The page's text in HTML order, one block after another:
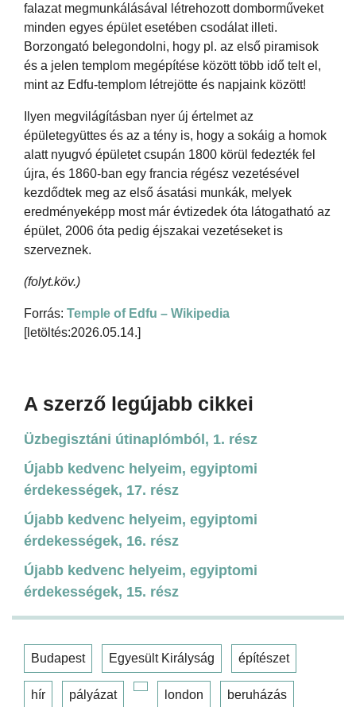
falazat megmunkálásával létrehozott domborműveket
minden egyes épület esetében csodálat illeti.
Borzongató belegondolni, hogy pl. az első piramisok
és a jelen templom megépítése között több idő telt el,
mint az Edfu-templom létrejötte és napjaink között!
Ilyen megvilágításban nyer új értelmet az
épületegyüttes és az a tény is, hogy a sokáig a homok
alatt nyugvó épületet csupán 1800 körül fedezték fel
újra, és 1860-ban egy francia régész vezetésével
kezdődtek meg az első ásatási munkák, melyek
eredményeképp most már évtizedek óta látogatható az
épület, 2006 óta pedig éjszakai vezetéseket is
szerveznek.
(folyt.köv.)
Forrás: Temple of Edfu – Wikipedia
[letöltés:2026.05.14.]
A szerző legújabb cikkei
Üzbegisztáni útinaplómból, 1. rész
Újabb kedvenc helyeim, egyiptomi
érdekességek, 17. rész
Újabb kedvenc helyeim, egyiptomi
érdekességek, 16. rész
Újabb kedvenc helyeim, egyiptomi
érdekességek, 15. rész
Budapest Egyesült Királyság építészet
hír pályázat london beruházás